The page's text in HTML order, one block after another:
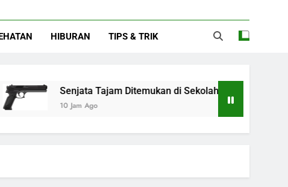
di Sekolah Jaksel, Pemilik Tewas
HIBURAN TIPS & TRIK
Senjata Tajam Ditemukan di Sekolah Jaksel, Pemilik Tewas